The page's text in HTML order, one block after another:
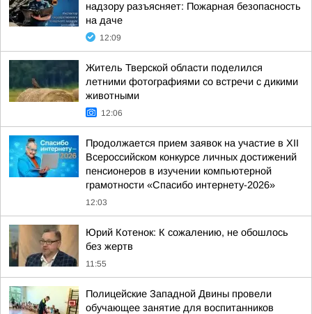
надзору разъясняет: Пожарная безопасность
на даче
12:09
Житель Тверской области поделился
летними фотографиями со встречи с дикими
животными
12:06
Продолжается прием заявок на участие в ХII
Всероссийском конкурсе личных достижений
пенсионеров в изучении компьютерной
грамотности «Спасибо интернету-2026»
12:03
Юрий Котенок: К сожалению, не обошлось
без жертв
11:55
Полицейские Западной Двины провели
обучающее занятие для воспитанников